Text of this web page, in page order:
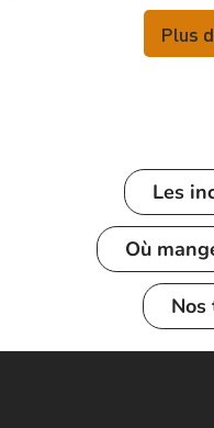
Plus
Les
Où